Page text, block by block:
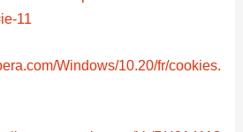
11
Windows/10.20/fr/cookies.